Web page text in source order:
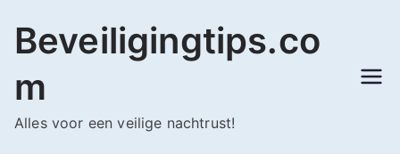
naar
inhoud
Beveiligingtips.co
m
Alles voor een veilige nachtrust!